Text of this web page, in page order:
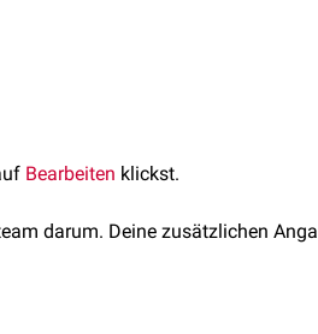
Nerv nach kaudal über den
die nach kaudal ziehen, ist der
thoracicus lateralis
Band IV: Nervensystem.
Bearbeiten klickst.
darum. Deine zusätzlichen